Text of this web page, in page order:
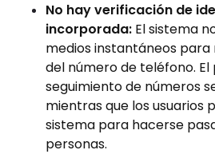
No hay verificación de
incorporada: El sistema
medios instantáneos
del número de teléfono.
seguimiento de números
mientras que los usuarios
sistema para hacerse
personas.